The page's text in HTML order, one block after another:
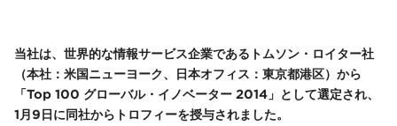
当社は、世界的な情報サービス企業であるトムソン・ロイター社
（本社：米国ニューヨーク、日本オフィス：東京都港区）から
「Top 100 グローバル・イノベーター 2014」として選定され、
1月9日に同社からトロフィーを授与されました。